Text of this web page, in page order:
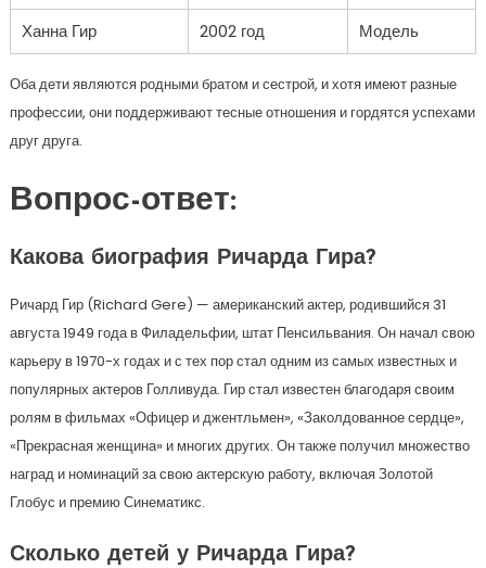
Ханна Гир
2002 год Модель
Оба дети являются родными братом и сестрой, и хотя имеют разные
профессии, они поддерживают тесные отношения и гордятся успехами
друг друга.
Вопрос-ответ:
Какова биография Ричарда Гира?
Ричард Гир (Richard Gere) — американский актер, родившийся 31
августа 1949 года в Филадельфии, штат Пенсильвания. Он начал свою
карьеру в 1970-х годах и с тех пор стал одним из самых известных и
популярных актеров Голливуда. Гир стал известен благодаря своим
ролям в фильмах «Офицер и джентльмен», «Заколдованное сердце»,
«Прекрасная женщина» и многих других. Он также получил множество
наград и номинаций за свою актерскую работу, включая Золотой
Глобус и премию Синематикс.
Сколько детей у Ричарда Гира?